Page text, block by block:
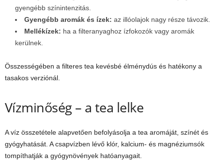
gyengébb színintenzitás.
Gyengébb aromák és ízek: az illóolajok nagy része távozik.
Mellékízek: ha a filteranyaghoz ízfokozók vagy aromák
kerülnek.
Összességében a filteres tea kevésbé élménydús és hatékony a
tasakos verziónál.
Vízminőség – a tea lelke
A víz összetétele alapvetően befolyásolja a tea aromáját, színét és
gyógyhatását. A csapvízben lévő klór, kalcium- és magnéziumsók
tompíthatják a gyógynövények hatóanyagait.